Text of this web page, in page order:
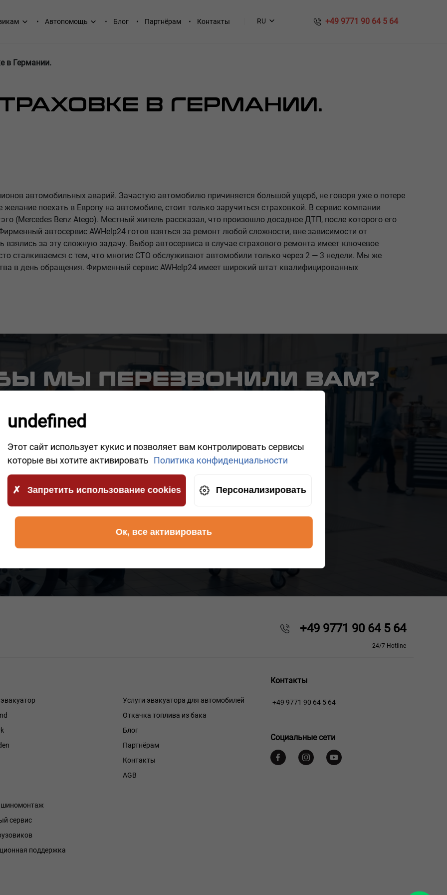
Автопомощь Блог Партнёрам Контакты RU ​​ +49 9771 90 64 5 64
в Германии.
В ГЕРМАНИИ.
автомобильных аварий. Зачастую автомобилю причиняется большой ущерб, не говоря уже о потере
поехать в Европу на автомобиле, стоит только заручиться страховкой. В сервис компании
(Mercedes Benz Atego). Местный житель рассказал, что произошло досадное ДТП, после которого его
автосервис AWHelp24 готов взяться за ремонт любой сложности, вне зависимости от
за эту сложную задачу. Выбор автосервиса в случае страхового ремонта имеет ключевое
сталкиваемся с тем, что многие СТО обслуживают автомобили только через 2 — 3 недели. Мы же
в день обращения. Фирменный сервис AWHelp24 имеет широкий штат квалифицированных
МЫ ПЕРЕЗВОНИЛИ ВАМ?
из наших компетентных сотрудников свяжется
решить ваш вопрос.
данные будут переданы в
+49 9771 90 64 5 64
24/7 Hotline
шиномонтаж
сервис
поддержка
Услуги эвакуатора для автомобилей
Откачка топлива из бака
Блог
Партнёрам
Контакты
AGB
Контакты
+49 9771 90 64 5 64
Социальные сети
undefined
Этот сайт использует кукис и позволяет вам контролировать сервисы
которые вы хотите активировать Политика конфиденциальности
Запретить использование cookies Персонализировать
Ок, все активировать